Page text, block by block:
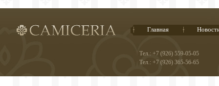
Главная
Тел.: +7 (926) 559-05-05
Тел.: +7 (926) 365-56-65